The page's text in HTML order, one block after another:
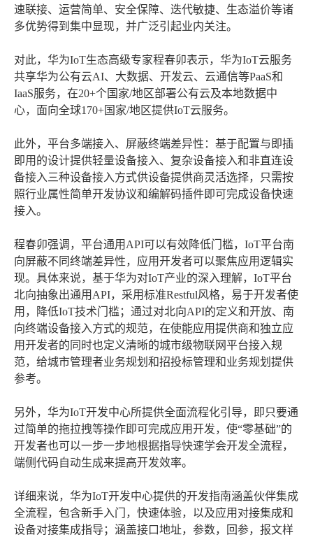
速联接、运营简单、安全保障、迭代敏捷、生态溢价等诸
多优势得到集中显现，并广泛引起业内关注。
对此，华为IoT生态高级专家程春卯表示，华为IoT云服务
共享华为公有云AI、大数据、开发云、云通信等PaaS和
IaaS服务，在20+个国家/地区部署公有云及本地数据中
心，面向全球170+国家/地区提供IoT云服务。
此外，平台多端接入、屏蔽终端差异性：基于配置与即插
即用的设计提供轻量设备接入、复杂设备接入和非直连设
备接入三种设备接入方式供设备提供商灵活选择，只需按
照行业属性简单开发协议和编解码插件即可完成设备快速
接入。
程春卯强调，平台通用API可以有效降低门槛，IoT平台南
向屏蔽不同终端差异性，应用开发者可以聚焦应用逻辑实
现。具体来说，基于华为对IoT产业的深入理解，IoT平台
北向抽象出通用API，采用标准Restful风格，易于开发者使
用，降低IoT技术门槛；通过对北向API的定义和开放、南
向终端设备接入方式的规范，在使能应用提供商和独立应
用开发者的同时也定义清晰的城市级物联网平台接入规
范，给城市管理者业务规划和招投标管理和业务规划提供
参考。
另外，华为IoT开发中心所提供全面流程化引导，即只要通
过简单的拖拉拽等操作即可完成应用开发，使“零基础”的
开发者也可以一步一步地根据指导快速学会开发全流程，
端侧代码自动生成来提高开发效率。
详细来说，华为IoT开发中心提供的开发指南涵盖伙伴集成
全流程，包含新手入门，快速体验，以及应用对接集成和
设备对接集成指导；涵盖接口地址，参数，回参，报文样